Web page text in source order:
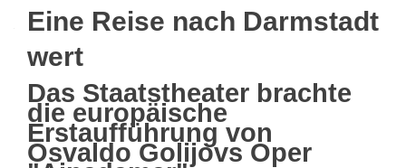
Eine Reise nach Darmstadt
wert
Das Staatstheater brachte
die europäische
Erstaufführung von
Osvaldo Golijovs Oper